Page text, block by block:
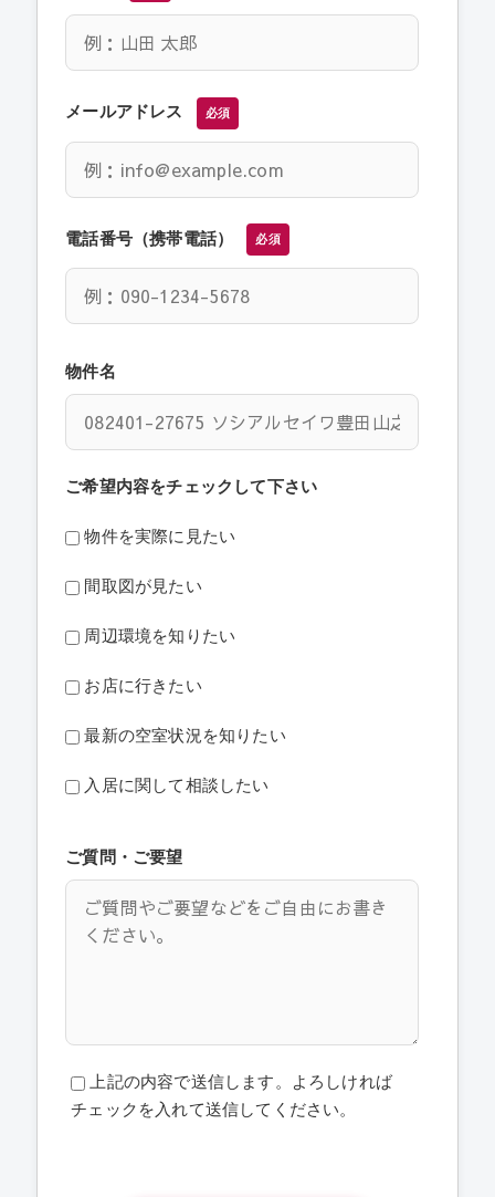
メールアドレス 必須
電話番号（携帯電話） 必須
物件名
ご希望内容をチェックして下さい
物件を実際に見たい
間取図が見たい
周辺環境を知りたい
お店に行きたい
最新の空室状況を知りたい
入居に関して相談したい
ご質問・ご要望
上記の内容で送信します。よろしければ
チェックを入れて送信してください。